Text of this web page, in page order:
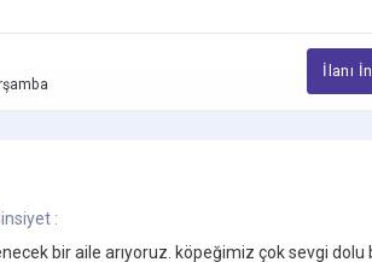
İlanı
:
bir aile arıyoruz. köpeğimiz çok sevgi dolu